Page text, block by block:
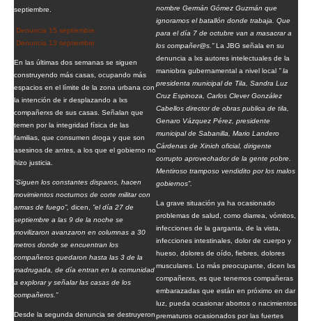
Contacto
septiembre.
Denuncia 15 septiembre.
Denuncia 13 septiembre.
En las últimas dos semanas se siguen
construyendo más casas, ocupando más
espacios en el límite de la zona urbana con
la intención de ir desplazando a lxs
compañerxs de sus casas. Señalan que
temen por la integridad física de las
familias, que consumen droga y que son
asesinos de antes, a los que el gobierno no
hizo justicia.
”Siguen los constantes disparos, hacen
movimientos nocturnos de corte militar con
armas de fuego”, dicen, ”el día 27 de
septiembre a las 9 de la noche se
movilizaron avanzaron en columnas a 30
metros donde se encuentran los
compañeros quedaron hasta las 3 de la
madrugada, de día entran en la comunidad
a explorar y señalar las casas de los
compañeros.”
Desde la segunda denuncia se destruyeron
nombre Germán Gómez Guzmán que
ignoramos el batallón donde trabaja. Que
para el día 7 de octubre van a masacrar a
los compañer@s.”La JBG señala en su
denuncia a lxs autores intelectuales de la
maniobra gubernamental a nivel local ” la
presidenta municipal de Tila, Sandra Luz
Cruz Espinoza, Carlos Clever González
Cabellos director de obras publica de tila,
Genaro Vázquez Pérez, presidente
municipal de Sabanilla, Mario Landero
Cárdenas de Xinich oficial, dirigente
corrupto aprovechador de la gente pobre.
Mentiroso tramposo vendidito por los malos
gobiernos”.
La grave situación ya ha ocasionado
problemas de salud, como diarrea, vómitos,
infecciones de la garganta, de la vista,
infecciones intestinales, dolor de cuerpo y
hueso, dolores de oído, fiebres, dolores
musculares. Lo más preocupante, dicen lxs
compañerxs, es que tenemos compañeras
embarazadas que están en próximo en dar
luz, pueda ocasionar abortos o nacimientos
prematuros ocasionados por las fuertes